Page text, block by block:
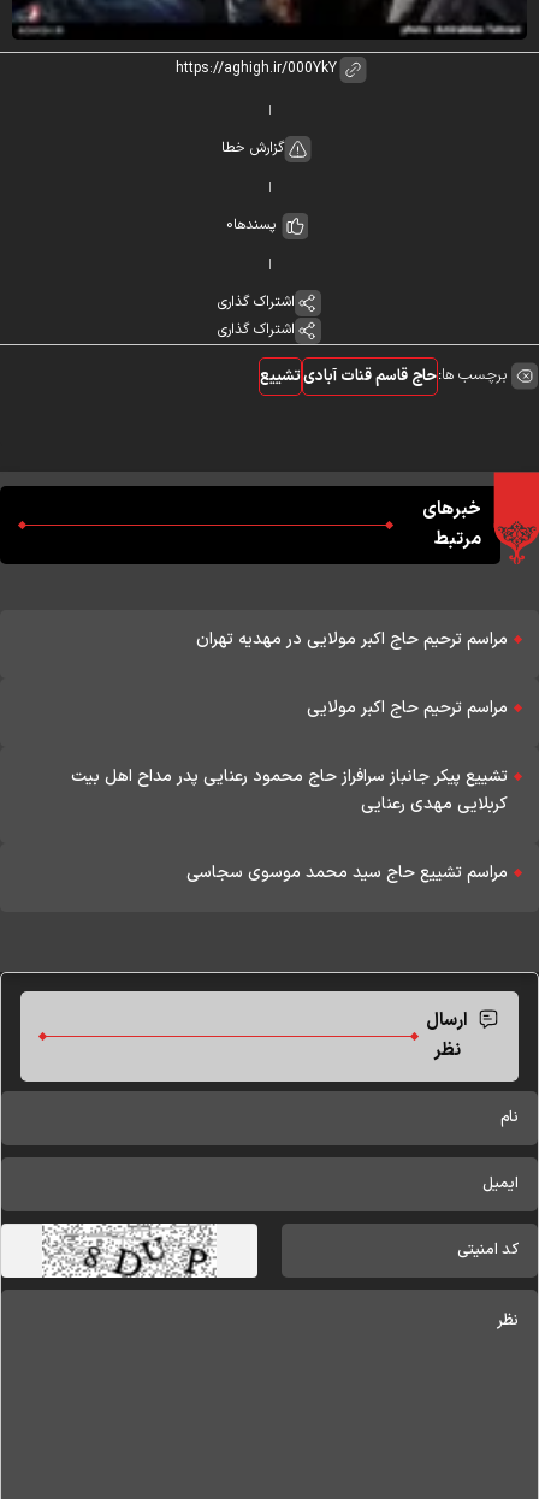
گزارش خطا
پسندها0
اشتراک گذاری
اشتراک گذاری
برچسب ها:حاج قاسم قنات آبادیتشییع
خبرهای
مرتبط
مراسم ترحیم حاج اکبر مولایی در مهدیه تهران
مراسم ترحیم حاج اکبر مولایی
تشییع پیکر جانباز سرافراز حاج محمود رعنایی پدر مداح اهل بیت
کربلایی مهدی رعنایی
مراسم تشییع حاج سید محمد موسوی سجاسی
ارسال
نظر